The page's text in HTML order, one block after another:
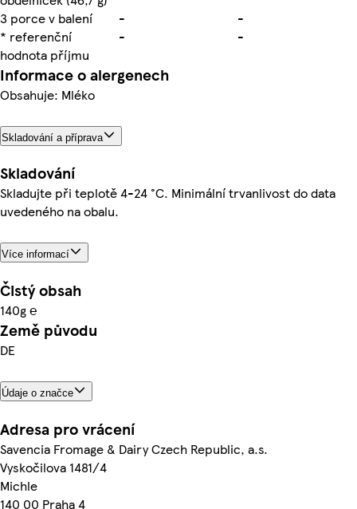
3 porce v balení
-
-
* referenční
hodnota příjmu
- -
Informace o alergenech
Obsahuje: Mléko
Skladování a příprava
Skladování
Skladujte při teplotě 4-24 °C. Minimální trvanlivost do data
uvedeného na obalu.
Více informací
Čistý obsah
140g ℮
Země původu
DE
Údaje o značce
Adresa pro vrácení
Savencia Fromage & Dairy Czech Republic, a.s.
Vyskočilova 1481/4
Michle
140 00 Praha 4